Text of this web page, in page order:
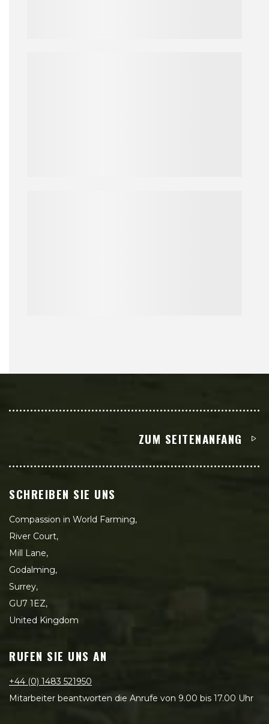
ZUM SEITENANFANG
SCHREIBEN SIE UNS
Compassion in World Farming,
River Court,
Mill Lane,
Godalming,
Surrey,
GU7 1EZ,
United Kingdom
RUFEN SIE UNS AN
+44 (0) 1483 521950
Mitarbeiter beantworten die Anrufe von 9.00 bis 17.00 Uhr